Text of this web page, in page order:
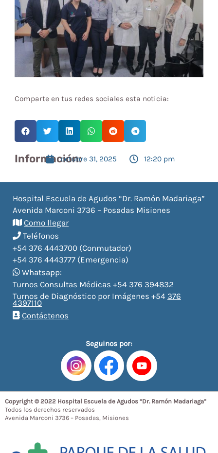
Comparte en tus redes sociales esta noticia:
Información:octubre 31, 2025 12:20 pm
Hospital Escuela de Agudos “Dr. Ramón Madariaga”
Avenida Marconi 3736 – Posadas Misiones
Como llegar
Teléfonos
+54 376 4443700 (Conmutador)
+54 376 4443777 (Emergencia)
Whatsapp:
Turnos Consultas Médicas +54 376 394832
Turnos de Diagnóstico por Imágenes +54 376
4397110
Contáctenos
Seguinos por:
Copyright © 2022 Hospital Escuela de Agudos “Dr. Ramón Madariaga”
Todos los derechos reservados
Avenida Marconi 3736 – Posadas, Misiones